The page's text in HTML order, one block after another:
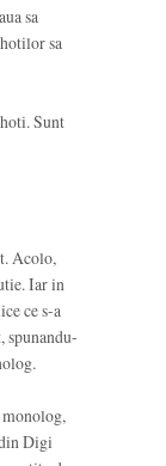
sa
sa
Sunt
Acolo,
Iar in
ce s-a
Digi